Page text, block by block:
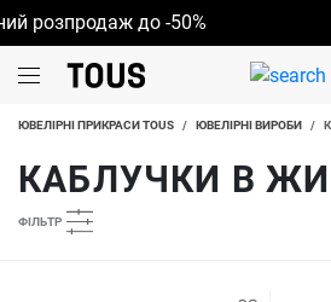
до -50%
ЮВЕЛІРНІ ПРИКРАСИ TOUS / ЮВЕЛІРНІ ВИРОБИ /
КАБЛУЧКИ В
ФІЛЬТР